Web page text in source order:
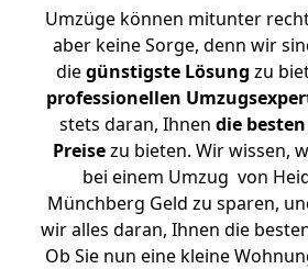
Umzüge können mitunter
aber keine Sorge, denn wir
diegünstigste Lösung zu
professionellen
stets daran, Ihnen die
Preisezu bieten. Wir wissen,
bei einem Umzug von
Münchberg Geld zu sparen,
wir alles daran, Ihnen die
Ob Sie nun eine kleine